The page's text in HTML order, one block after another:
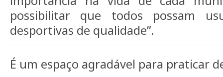
possibilitar que todos possam
desportivas de qualidade”.
É um espaço agradável para praticar